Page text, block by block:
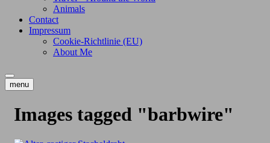
Animals
Contact
Impressum
Cookie-Richtlinie (EU)
About Me
menu
Images tagged "barbwire"